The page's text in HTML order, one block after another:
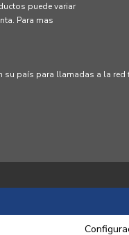
puede variar
Para mas
su país para llamadas a la red